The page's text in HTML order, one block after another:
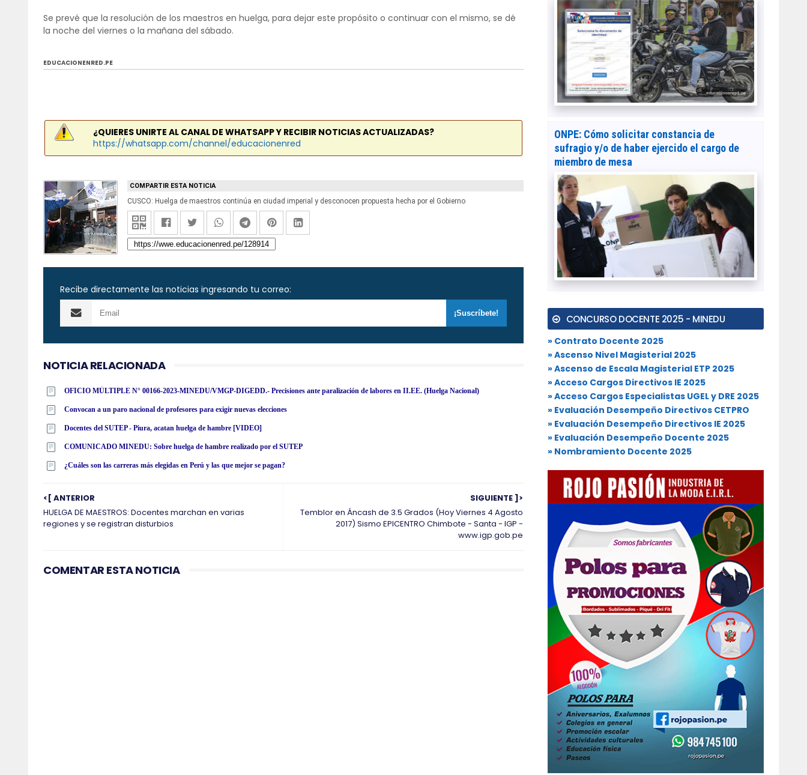
Se prevé que la resolución de los maestros en huelga, para dejar este propósito o continuar con el mismo, se dé
la noche del viernes o la mañana del sábado.
EDUCACIONENRED.PE
¿QUIERES UNIRTE AL CANAL DE WHATSAPP Y RECIBIR NOTICIAS ACTUALIZADAS?
https://whatsapp.com/channel/educacionenred
COMPARTIR ESTA NOTICIA
CUSCO: Huelga de maestros continúa en ciudad imperial y desconocen propuesta hecha por el Gobierno
Recibe directamente las noticias ingresando tu correo:
NOTICIA RELACIONADA
OFICIO MÚLTIPLE N° 00166-2023-MINEDU/VMGP-DIGEDD.- Precisiones ante paralización de labores en II.EE. (Huelga Nacional)
Convocan a un paro nacional de profesores para exigir nuevas elecciones
Docentes del SUTEP - Piura, acatan huelga de hambre [VIDEO]
COMUNICADO MINEDU: Sobre huelga de hambre realizado por el SUTEP
¿Cuáles son las carreras más elegidas en Perú y las que mejor se pagan?
SIGUIENTE ]>
Temblor en Áncash de 3.5 Grados (Hoy Viernes 4 Agosto
2017) Sismo EPICENTRO Chimbote - Santa - IGP -
www.igp.gob.pe
<[ ANTERIOR
HUELGA DE MAESTROS: Docentes marchan en varias
regiones y se registran disturbios
COMENTAR ESTA NOTICIA
ONPE: Cómo solicitar constancia de
sufragio y/o de haber ejercido el cargo de
miembro de mesa
CONCURSO DOCENTE 2025 - MINEDU
» Contrato Docente 2025
» Ascenso Nivel Magisterial 2025
» Ascenso de Escala Magisterial ETP 2025
» Acceso Cargos Directivos IE 2025
» Acceso Cargos Especialistas UGEL y DRE 2025
» Evaluación Desempeño Directivos CETPRO
» Evaluación Desempeño Directivos IE 2025
» Evaluación Desempeño Docente 2025
» Nombramiento Docente 2025